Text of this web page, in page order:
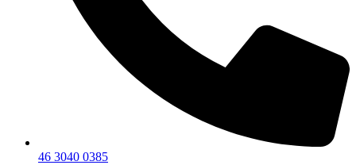
46 3040 0385